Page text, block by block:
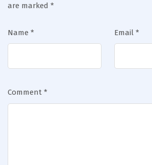
are marked *
Name * Email *
Comment *